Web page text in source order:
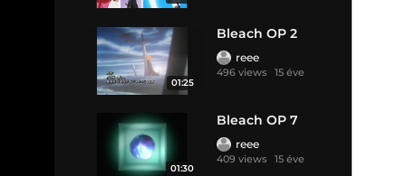
01:25
Bleach OP 2
reee
496 views 15 éve
01:30
Bleach OP 7
reee
409 views 15 éve